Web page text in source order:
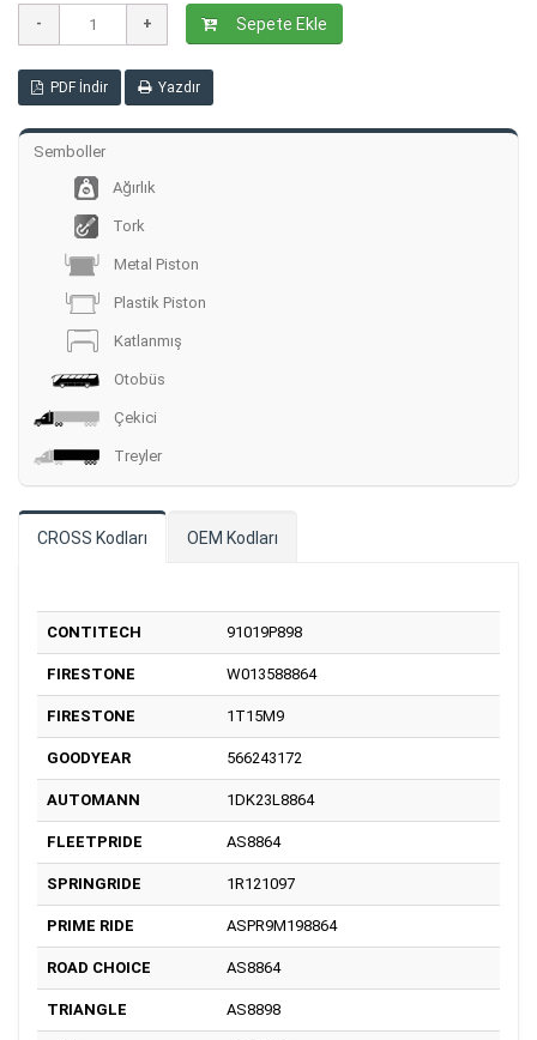
Sepete Ekle
PDF İndir Yazdır
Semboller
Ağırlık
Tork
Metal Piston
Plastik Piston
Katlanmış
Otobüs
Çekici
Treyler
CROSS Kodları OEM Kodları
CONTITECH 91019P898
FIRESTONE W013588864
FIRESTONE 1T15M9
GOODYEAR 566243172
AUTOMANN 1DK23L8864
FLEETPRIDE AS8864
SPRINGRIDE 1R121097
PRIME RIDE ASPR9M198864
ROAD CHOICE AS8864
TRIANGLE AS8898